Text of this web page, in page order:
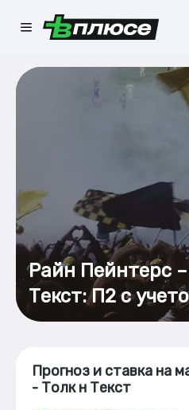
Райн Пейнтерс
Текст: П2 с
Прогноз и ставка на
- Толк н Текст